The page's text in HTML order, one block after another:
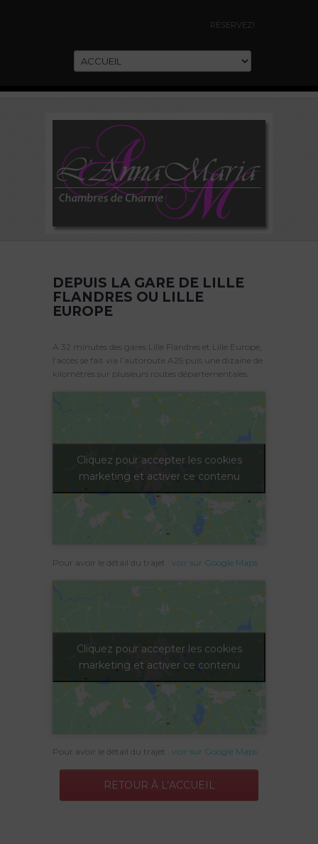
RÉSERVEZ!
DEPUIS LA GARE DE LILLE
FLANDRES OU LILLE
EUROPE
A 32 minutes des gares Lille Flandres et Lille Europe,
l’accès se fait via l’autoroute A25 puis une dizaine de
kilomètres sur plusieurs routes départementales.
Cliquez pour accepter les cookies
marketing et activer ce contenu
Pour avoir le détail du trajet : voir sur Google Maps
Cliquez pour accepter les cookies
marketing et activer ce contenu
Pour avoir le détail du trajet : voir sur Google Maps
RETOUR À L’ACCUEIL